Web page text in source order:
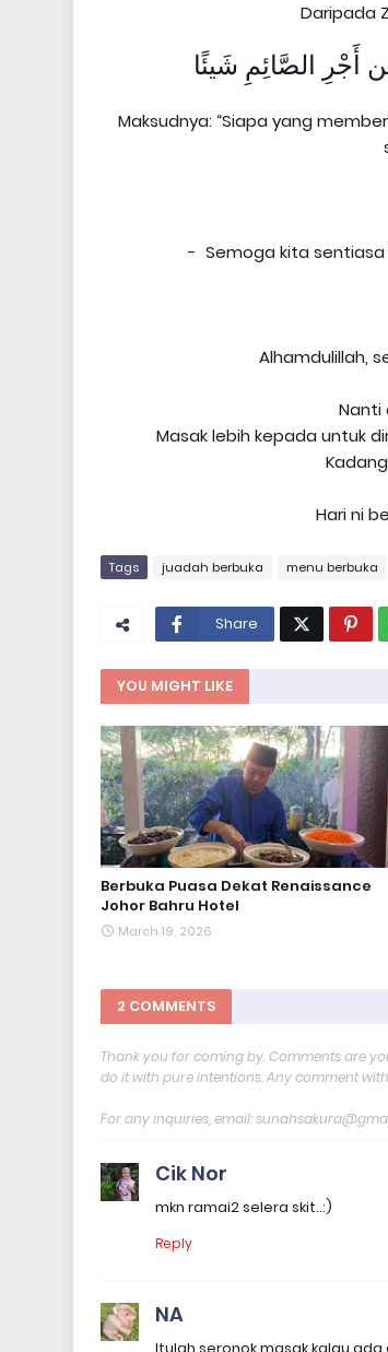
أَجْرِ الصَّائِمِ شَيئًا
Maksudnya: “Siapa yang
- Semoga kita sentiasa
Alhamdulillah,
Nanti
Masak lebih kepada untuk
Hari ni
Tags juadah berbuka menu berbuka
Share
YOU MIGHT LIKE
Berbuka Puasa Dekat Renaissance
Johor Bahru Hotel
March 19, 2026
2 COMMENTS
Thank you for coming by. Comments are
do it with pure intentions. Any comment
For any inquiries, email:
Cik Nor
mkn ramai2 selera skit..:)
Reply
NA